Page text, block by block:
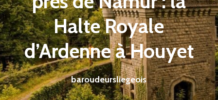
Halte Royale
d’Ardenne à Houyet
baroudeursliegeois